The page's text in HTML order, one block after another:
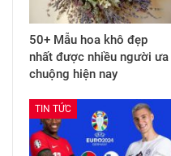
50+ Mẫu hoa khô đẹp
nhất được nhiều người ưa
chuộng hiện nay
TIN TỨC